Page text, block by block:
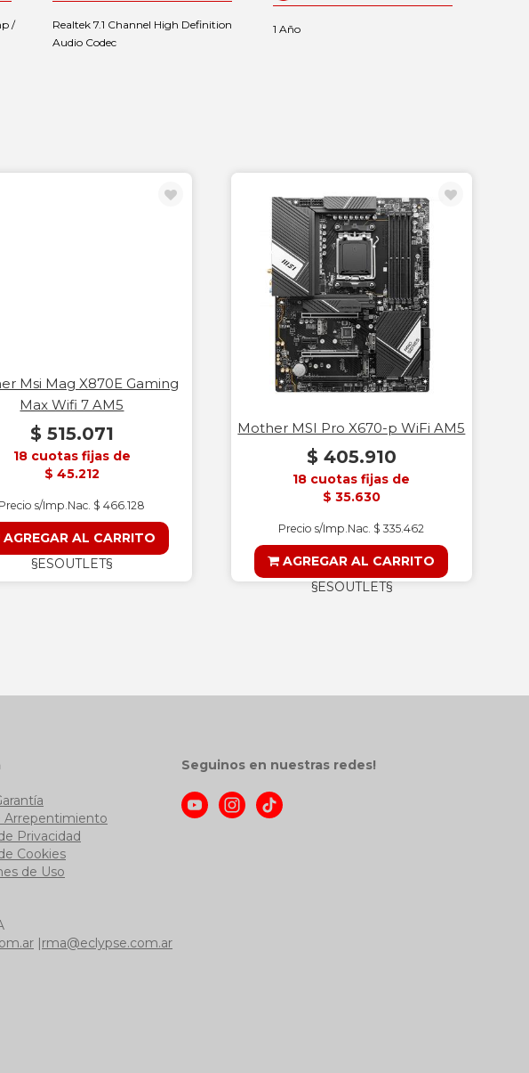
/
Realtek 7.1 Channel High Definition
Audio Codec
1 Año
Msi Mag X870E Gaming
Max Wifi 7 AM5
$ 515.071
18 cuotas fijas de
$ 45.212
Precio s/Imp.Nac. $ 466.128
AGREGAR AL CARRITO
§ESOUTLET§
Mother MSI Pro X670-p WiFi AM5
$ 405.910
18 cuotas fijas de
$ 35.630
Precio s/Imp.Nac. $ 335.462
AGREGAR AL CARRITO
§ESOUTLET§
Arrepentimiento
Privacidad
Cookies
de Uso
Seguinos en nuestras redes!
|rma@eclypse.com.ar